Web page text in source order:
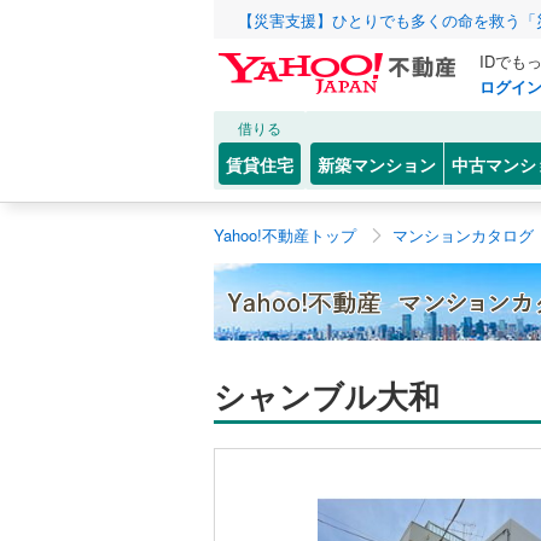
【災害支援】ひとりでも多くの命を救う
IDでも
ログイン
借りる
賃貸住宅 新築マンション 中古マンシ
Yahoo!不動産トップ マンションカタログ
シャンブル大和